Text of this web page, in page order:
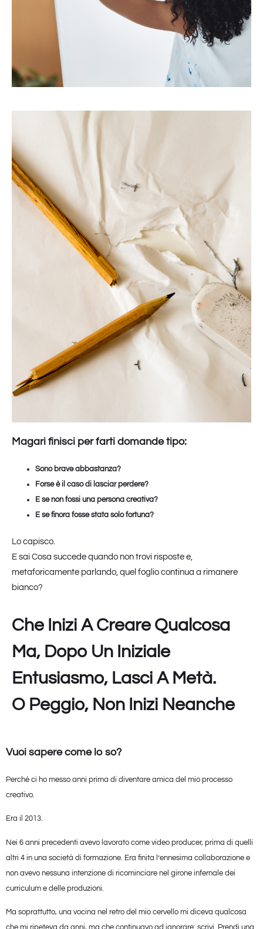
Magari finisci per farti domande tipo:
Sono bravə abbastanza?
Forse è il caso di lasciar perdere?
E se non fossi una persona creativa?
E se finora fosse stata solo fortuna?
Lo capisco.
E sai Cosa succede quando non trovi risposte e,
metaforicamente parlando, quel foglio continua a rimanere
bianco?
Che Inizi A Creare Qualcosa
Ma, Dopo Un Iniziale
Entusiasmo, Lasci A Metà.
O Peggio, Non Inizi Neanche
Vuoi sapere come lo so?
Perché ci ho messo anni prima di diventare amica del mio processo
creativo.
Era il 2013.
Nei 6 anni precedenti avevo lavorato come video producer, prima di quelli
altri 4 in una società di formazione. Era finita l’ennesima collaborazione e
non avevo nessuna intenzione di ricominciare nel girone infernale dei
curriculum e delle produzioni.
Ma soprattutto, una vocina nel retro del mio cervello mi diceva qualcosa
che mi ripeteva da anni, ma che continuavo ad ignorare: scrivi. Prendi una